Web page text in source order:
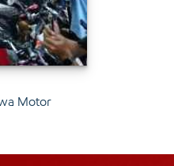
Motor